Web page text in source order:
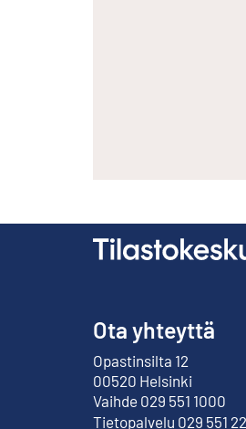
Ota yhteyttä
Opastinsilta 12
00520 Helsinki
Ulkoinen linkki
Vaihde 029 551 1000
Tietopalvelu 029 551